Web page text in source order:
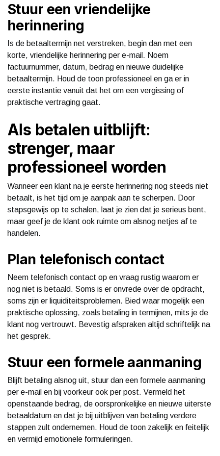
Stuur een vriendelijke
herinnering
Is de betaaltermijn net verstreken, begin dan met een
korte, vriendelijke herinnering per e-mail. Noem
factuurnummer, datum, bedrag en nieuwe duidelijke
betaaltermijn. Houd de toon professioneel en ga er in
eerste instantie vanuit dat het om een vergissing of
praktische vertraging gaat.
Als betalen uitblijft:
strenger, maar
professioneel worden
Wanneer een klant na je eerste herinnering nog steeds niet
betaalt, is het tijd om je aanpak aan te scherpen. Door
stapsgewijs op te schalen, laat je zien dat je serieus bent,
maar geef je de klant ook ruimte om alsnog netjes af te
handelen.
Plan telefonisch contact
Neem telefonisch contact op en vraag rustig waarom er
nog niet is betaald. Soms is er onvrede over de opdracht,
soms zijn er liquiditeitsproblemen. Bied waar mogelijk een
praktische oplossing, zoals betaling in termijnen, mits je de
klant nog vertrouwt. Bevestig afspraken altijd schriftelijk na
het gesprek.
Stuur een formele aanmaning
Blijft betaling alsnog uit, stuur dan een formele aanmaning
per e-mail en bij voorkeur ook per post. Vermeld het
openstaande bedrag, de oorspronkelijke en nieuwe uiterste
betaaldatum en dat je bij uitblijven van betaling verdere
stappen zult ondernemen. Houd de toon zakelijk en feitelijk
en vermijd emotionele formuleringen.